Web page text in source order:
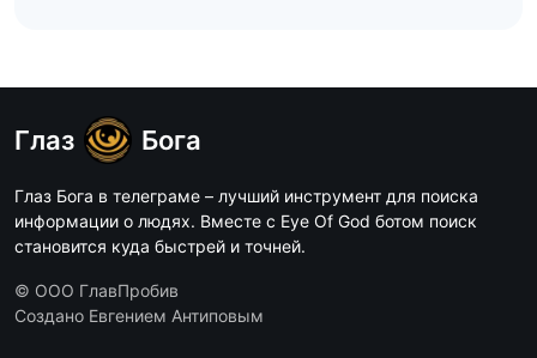
Глаз Бога
Глаз Бога в телеграме – лучший инструмент для поиска
информации о людях. Вместе с Eye Of God ботом поиск
становится куда быстрей и точней.
© ООО ГлавПробив
Создано Евгением Антиповым